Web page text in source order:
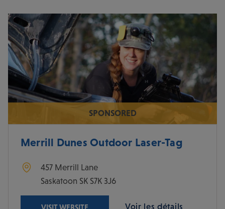
SPONSORED
Merrill Dunes Outdoor Laser-Tag
457 Merrill Lane
Saskatoon SK S7K 3J6
Voir les détails